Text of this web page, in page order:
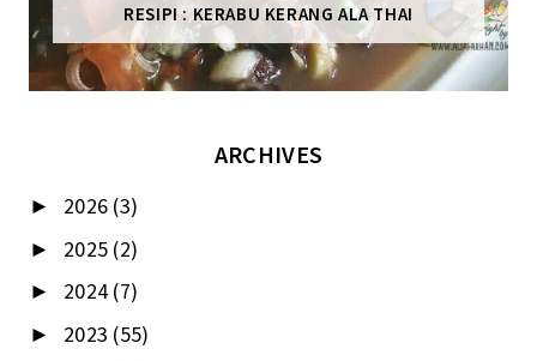
RESIPI : KERABU KERANG ALA THAI
ARCHIVES
► 2026 (3)
► 2025 (2)
► 2024 (7)
► 2023 (55)